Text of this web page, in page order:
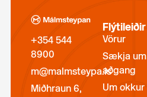
+354 544
8900
m@malmsteypa.is
Miðhraun 6,
Flýtileiðir
Vörur
Sækja um
aðgang
Um okkur